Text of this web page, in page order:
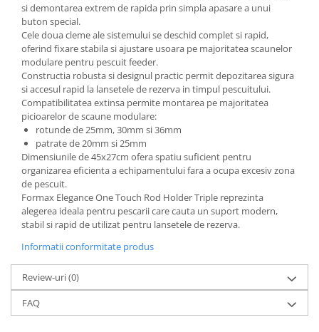
si demontarea extrem de rapida prin simpla apasare a unui
buton special.
Cele doua cleme ale sistemului se deschid complet si rapid,
oferind fixare stabila si ajustare usoara pe majoritatea scaunelor
modulare pentru pescuit feeder.
Constructia robusta si designul practic permit depozitarea sigura
si accesul rapid la lansetele de rezerva in timpul pescuitului.
Compatibilitatea extinsa permite montarea pe majoritatea
picioarelor de scaune modulare:
rotunde de 25mm, 30mm si 36mm
patrate de 20mm si 25mm
Dimensiunile de 45x27cm ofera spatiu suficient pentru
organizarea eficienta a echipamentului fara a ocupa excesiv zona
de pescuit.
Formax Elegance One Touch Rod Holder Triple reprezinta
alegerea ideala pentru pescarii care cauta un suport modern,
stabil si rapid de utilizat pentru lansetele de rezerva.
Informatii conformitate produs
Review-uri(0)
FAQ